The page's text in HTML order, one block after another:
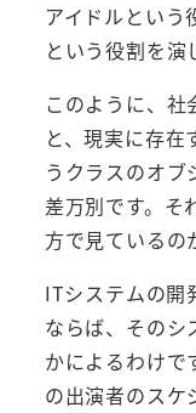
アイドルとい
という役割を演
このように、社
と、現実に存
うクラスのオ
差万別です。そ
方で見ているの
ITシステムの開
ならば、そのシ
かによるわけで
の出演者のスケ